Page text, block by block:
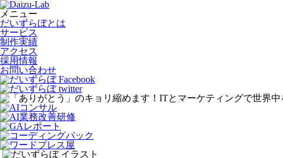
メニュー
だいずらぼとは
サービス
制作実績
アクセス
採用情報
お問い合わせ